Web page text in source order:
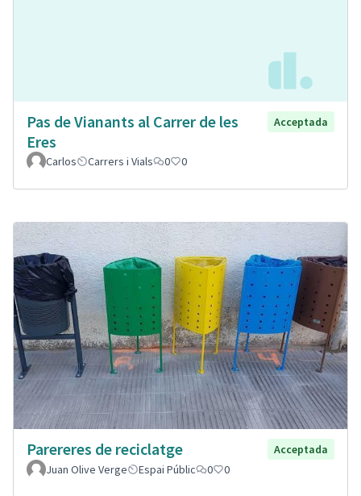
Pas de Vianants al Carrer de les
Eres
Acceptada
Carlos Carrers i Vials 0 0
Parereres de reciclatge
Acceptada
Juan Olive Verge
Espai Públic 0 0